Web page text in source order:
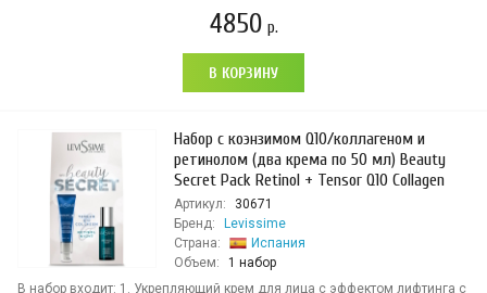
4850 р.
В КОРЗИНУ
Набор с коэнзимом Q10/коллагеном и
ретинолом (два крема по 50 мл) Beauty
Secret Pack Retinol + Tensor Q10 Collagen
Артикул:
30671
Бренд:
Levissime
Страна:
Испания
Объем:
1 набор
В набор входит: 1. Укрепляющий крем для лица с эффектом лифтинга с